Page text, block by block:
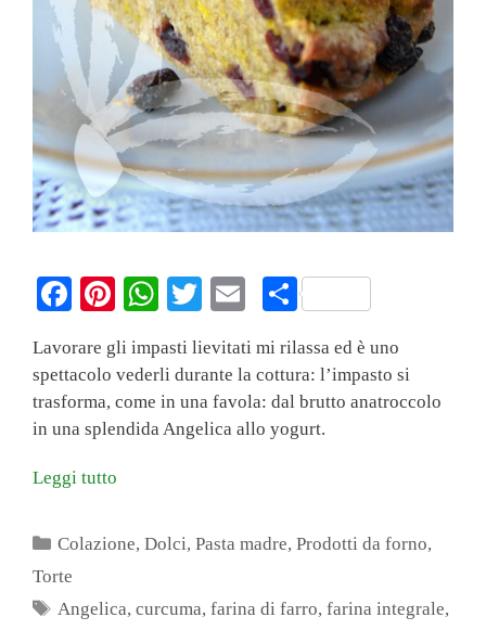
Fa
bo
ok
Pi
er
es
t
W
ts
A
pp
T
tte
r
ail
C
di
vi
di
Lavorare gli impasti lievitati mi rilassa ed è uno
spettacolo vederli durante la cottura: l’impasto si
trasforma, come in una favola: dal brutto anatroccolo
in una splendida Angelica allo yogurt.
Leggi tutto
Categorie
Colazione,Dolci,Pasta madre,Prodotti da forno,
Torte
Tag
Angelica,curcuma,farina di farro,farina integrale,